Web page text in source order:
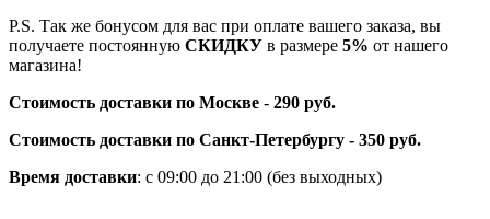
P.S. Так же бонусом для вас при оплате вашего заказа, вы
получаете постоянную СКИДКУ в размере 5% от нашего
магазина!
Стоимость доставки по Москве - 290 руб.
Стоимость доставки по Санкт-Петербургу - 350 руб.
Время доставки: с 09:00 до 21:00 (без выходных)